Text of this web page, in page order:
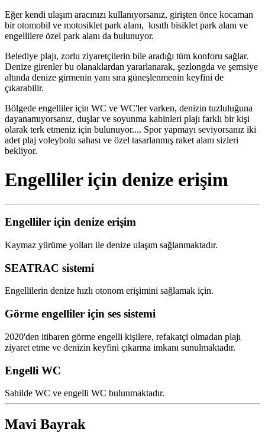
Eğer kendi ulaşım aracınızı kullanıyorsanız, girişten önce kocaman
bir otomobil ve motosiklet park alanı, kısıtlı bisiklet park alanı ve
engellilere özel park alanı da bulunuyor.
Belediye plajı, zorlu ziyaretçilerin bile aradığı tüm konforu sağlar.
Denize girenler bu olanaklardan yararlanarak, şezlongda ve şemsiye
altında denize girmenin yanı sıra güneşlenmenin keyfini de
çıkarabilir.
Bölgede engelliler için WC ve WC'ler varken, denizin tuzluluğuna
dayanamıyorsanız, duşlar ve soyunma kabinleri plajı farklı bir kişi
olarak terk etmeniz için bulunuyor.... Spor yapmayı seviyorsanız iki
adet plaj voleybolu sahası ve özel tasarlanmış raket alanı sizleri
bekliyor.
Engelliler için denize erişim
Engelliler için denize erişim
Kaymaz yürüme yolları ile denize ulaşım sağlanmaktadır.
SEATRAC sistemi
Engellilerin denize hızlı otonom erişimini sağlamak için.
Görme engelliler için ses sistemi
2020'den itibaren görme engelli kişilere, refakatçi olmadan plajı
ziyaret etme ve denizin keyfini çıkarma imkanı sunulmaktadır.
Engelli WC
Sahilde WC ve engelli WC bulunmaktadır.
Mavi Bayrak